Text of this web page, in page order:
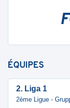
ÉQUIPES
2. Liga 1
2ème Ligue -